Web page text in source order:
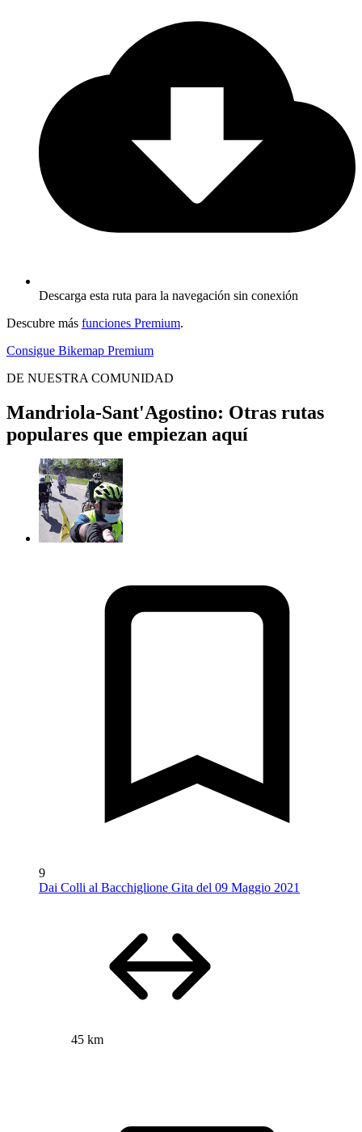
Descarga esta ruta para la navegación sin conexión
Descubre más funciones Premium.
Consigue Bikemap Premium
DE NUESTRA COMUNIDAD
Mandriola-Sant'Agostino: Otras rutas
populares que empiezan aquí
9
Dai Colli al Bacchiglione Gita del 09 Maggio 2021
45 km